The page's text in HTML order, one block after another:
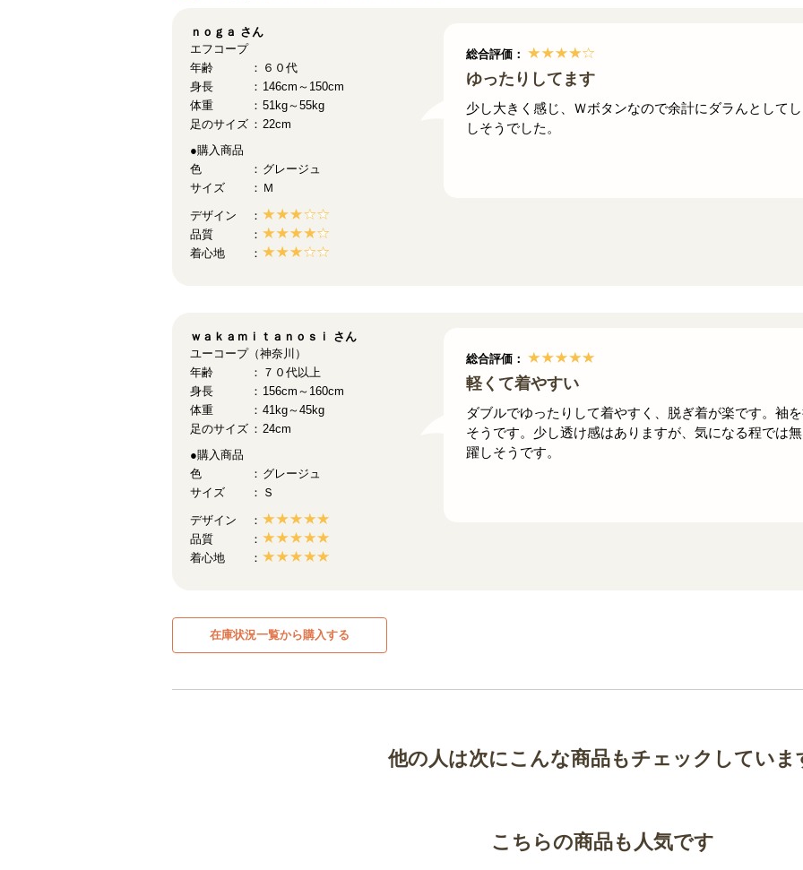
総合評価：
ゆったりしてます
少し大きく感じ、Ｗボタンなので余計にダラんとして
しそうでした。
ｎｏｇａ さん
エフコープ
年齢
６０代
身長
146cm～150cm
体重
51kg～55kg
足のサイズ
22cm
●購入商品
色
グレージュ
サイズ
Ｍ
デザイン
品質
着心地
総合評価：
軽くて着やすい
ダブルでゆったりして着やすく、脱ぎ着が楽です。袖
そうです。少し透け感はありますが、気になる程では
躍しそうです。
ｗａｋａｍｉｔａｎｏｓｉ
さん
ユーコープ（神奈川）
年齢
７０代以上
身長
156cm～160cm
体重
41kg～45kg
足のサイズ
24cm
●購入商品
色
グレージュ
サイズ
Ｓ
デザイン
品質
着心地
在庫状況一覧から購入する
他の人は次にこんな商品もチェックしていま
こちらの商品も人気です